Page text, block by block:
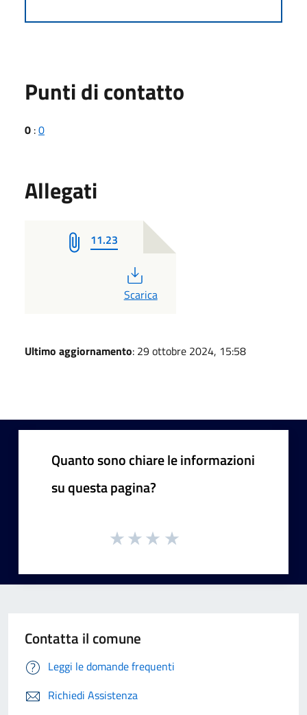
Punti di contatto
0 :0
Allegati
11.23
PDF
Scarica
Ultimo aggiornamento: 29 ottobre 2024, 15:58
Quanto sono chiare le informazioni
su questa pagina?
Contatta il comune
Leggi le domande frequenti
Richiedi Assistenza